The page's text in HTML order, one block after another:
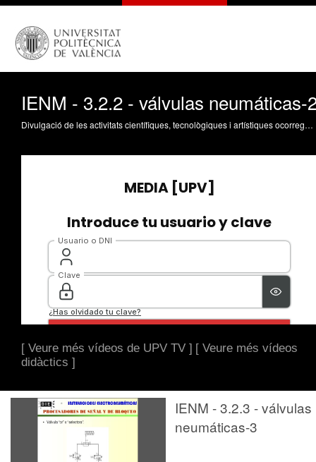
IENM - 3.2.2 - válvulas neumáticas-
Divulgació de les activitats científiques, tecnològiques i artístiques ocorregudes en els tres campus de la UPV
[ Veure més vídeos de UPV TV ] [ Veure més vídeos
didàctics ]
IENM - 3.2.3 - válvulas
neumáticas-3